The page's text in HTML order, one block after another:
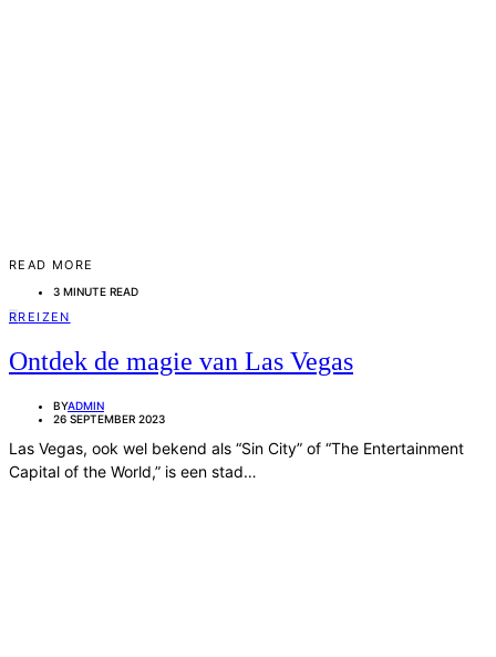
READ MORE
3 MINUTE READ
RREIZEN
Ontdek de magie van Las Vegas
BYADMIN
26 SEPTEMBER 2023
Las Vegas, ook wel bekend als “Sin City” of “The Entertainment
Capital of the World,” is een stad…